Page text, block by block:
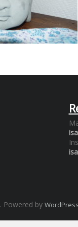
. Powered by WordPress